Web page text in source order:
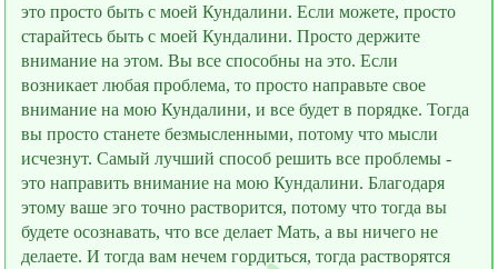
это просто быть с моей Кундалини. Если можете, просто
старайтесь быть с моей Кундалини. Просто держите
внимание на этом. Вы все способны на это. Если
возникает любая проблема, то просто направьте своe
внимание на мою Кундалини, и всe будет в порядке. Тогда
вы просто станете безмысленными, потому что мысли
исчезнут. Самый лучший способ решить все проблемы -
это направить внимание на мою Кундалини. Благодаря
этому ваше эго точно растворится, потому что тогда вы
будете осознавать, что все делает Мать, а вы ничего не
делаете. И тогда вам нечем гордиться, тогда растворятся